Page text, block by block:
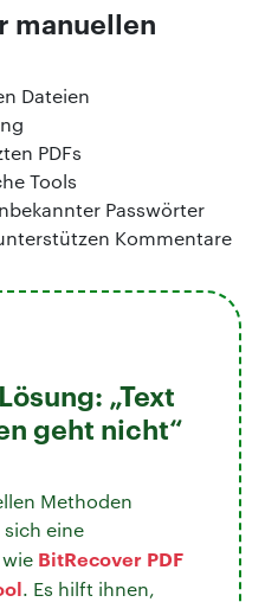
manuellen
Dateien
PDFs
Tools
Passwörter
Kommentare
„Text
geht nicht“
Methoden
eine
BitRecover PDF
. Es hilft ihnen,